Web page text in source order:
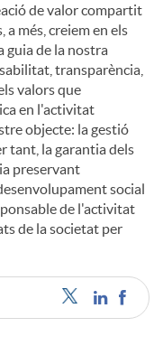
de valor compartit
més, creiem en els
guia de la nostra
transparència,
valors que
en l'activitat
objecte: la gestió
tant, la garantia dels
preservant
social
de l'activitat
de la societat per